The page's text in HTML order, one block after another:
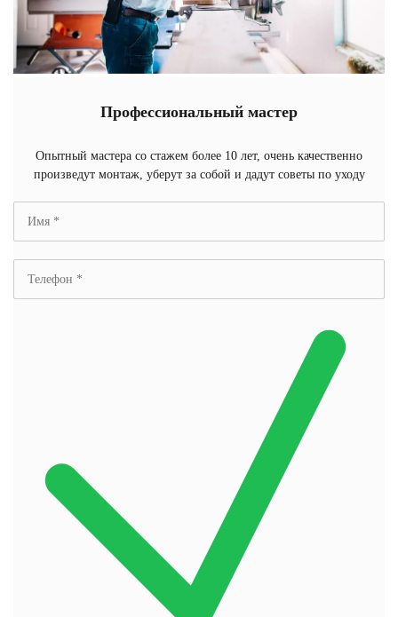
Профессиональный мастер
Опытный мастера со стажем более 10 лет, очень качественно
произведут монтаж, уберут за собой и дадут советы по уходу